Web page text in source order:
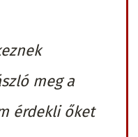
meg a
érdekli őket